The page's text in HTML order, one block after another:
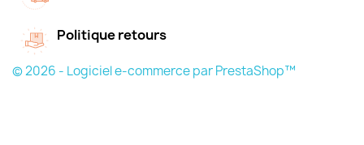
Politique retours
© 2026 - Logiciel e-commerce par PrestaShop™